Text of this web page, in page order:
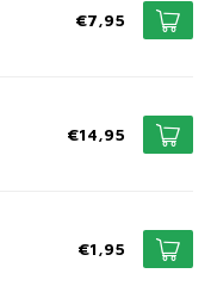
€7,95
€14,95
€1,95